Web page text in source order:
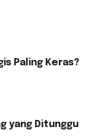
Paling Keras?
yang Ditunggu